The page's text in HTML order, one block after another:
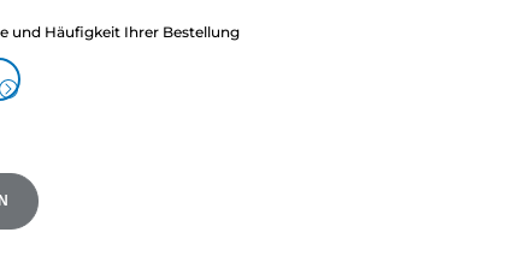
und Häufigkeit Ihrer Bestellung